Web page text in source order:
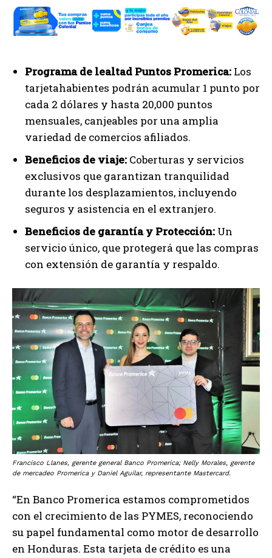
Programa de lealtad Puntos Promerica: Los
tarjetahabientes podrán acumular 1 punto por
cada 2 dólares y hasta 20,000 puntos
mensuales, canjeables por una amplia
variedad de comercios afiliados.
Beneficios de viaje: Coberturas y servicios
exclusivos que garantizan tranquilidad
durante los desplazamientos, incluyendo
seguros y asistencia en el extranjero.
Beneficios de garantía y Protección: Un
servicio único, que protegerá que las compras
con extensión de garantía y respaldo.
Francisco Llanes, gerente general Banco Promerica; Nelly Morales, gerente
de mercadeo Promerica y Daniel Aguilar, representante Mastercard.
“En Banco Promerica estamos comprometidos
con el crecimiento de las PYMES, reconociendo
su papel fundamental como motor de desarrollo
en Honduras. Esta tarjeta de crédito es una